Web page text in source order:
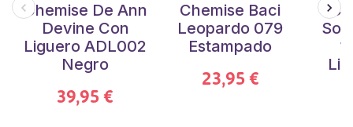
Chemise De Ann
Devine Con
Liguero ADL002
Negro
39,95 €
Chemise Baci
Leopardo 079
Estampado
23,95 €